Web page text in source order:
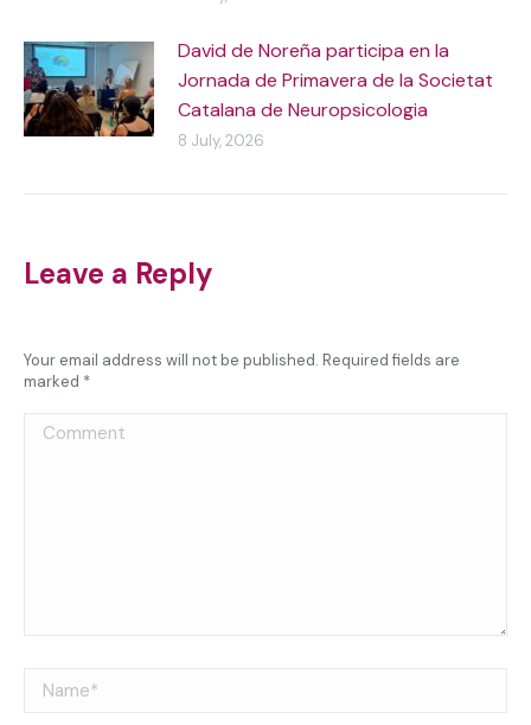
David de Noreña participa en la
Jornada de Primavera de la Societat
Catalana de Neuropsicologia
8 July, 2026
Leave a Reply
Your email address will not be published. Required fields are
marked *
Comment
Name *